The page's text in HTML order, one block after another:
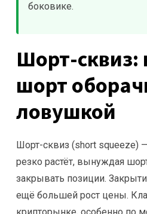
боковике.
Шорт-сквиз:
шорт
ловушкой
Шорт-сквиз (short squeeze)
резко растёт, вынуждая
закрывать позиции.
ещё большей рост цены.